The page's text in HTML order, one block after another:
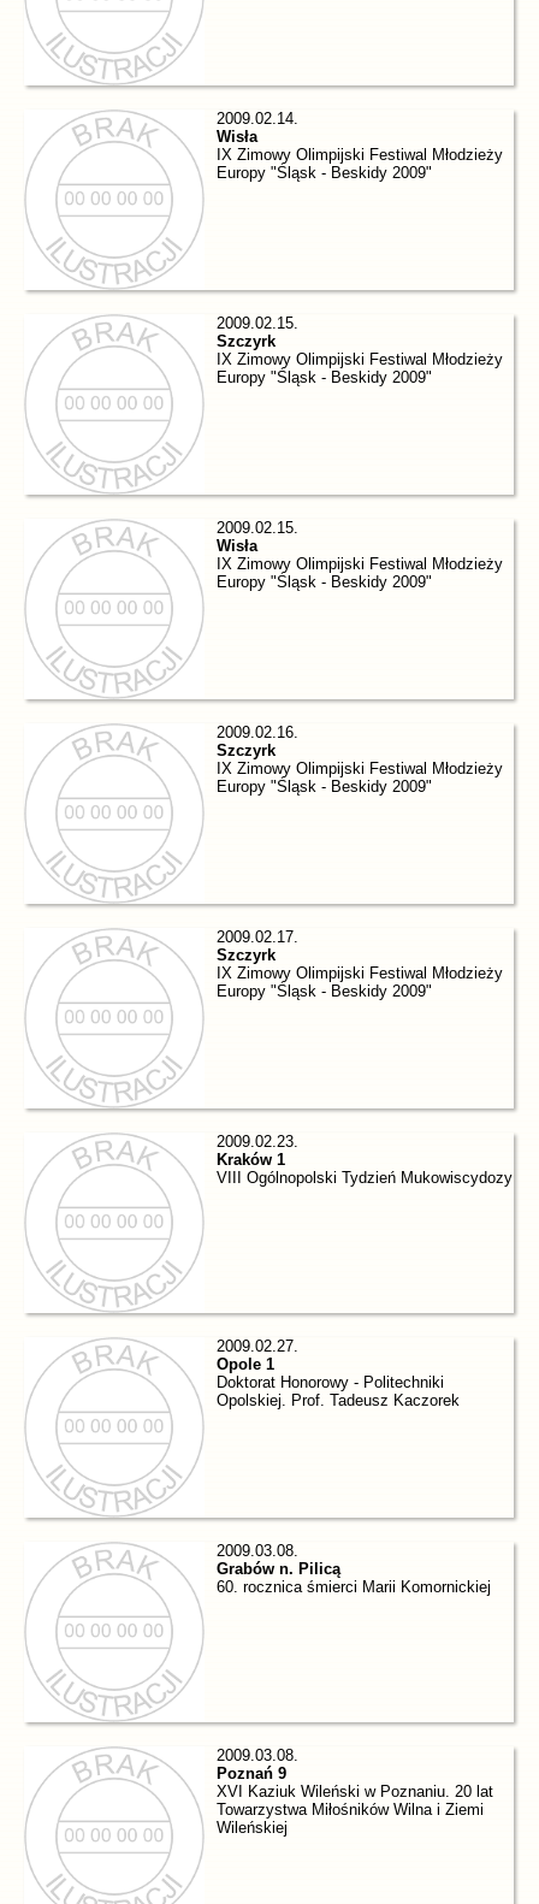
2009.02.14.
Wisła
IX Zimowy Olimpijski Festiwal Młodzieży
Europy "Śląsk - Beskidy 2009"
2009.02.15.
Szczyrk
IX Zimowy Olimpijski Festiwal Młodzieży
Europy "Śląsk - Beskidy 2009"
2009.02.15.
Wisła
IX Zimowy Olimpijski Festiwal Młodzieży
Europy "Śląsk - Beskidy 2009"
2009.02.16.
Szczyrk
IX Zimowy Olimpijski Festiwal Młodzieży
Europy "Śląsk - Beskidy 2009"
2009.02.17.
Szczyrk
IX Zimowy Olimpijski Festiwal Młodzieży
Europy "Śląsk - Beskidy 2009"
2009.02.23.
Kraków 1
VIII Ogólnopolski Tydzień Mukowiscydozy
2009.02.27.
Opole 1
Doktorat Honorowy - Politechniki
Opolskiej. Prof. Tadeusz Kaczorek
2009.03.08.
Grabów n. Pilicą
60. rocznica śmierci Marii Komornickiej
2009.03.08.
Poznań 9
XVI Kaziuk Wileński w Poznaniu. 20 lat
Towarzystwa Miłośników Wilna i Ziemi
Wileńskiej